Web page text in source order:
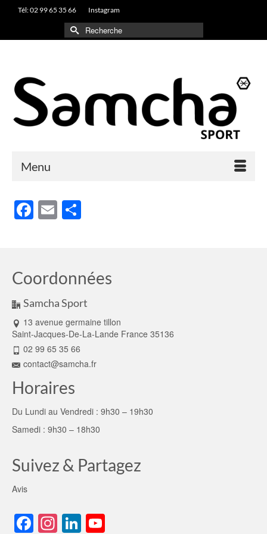
Tél: 02 99 65 35 66 Instagram
Rechercher :
Menu
Facebook
Email
Coordonnées
Samcha Sport
13 avenue germaine tillon
Saint-Jacques-De-La-Lande France 35136
02 99 65 35 66
contact@samcha.fr
Horaires
Du Lundi au Vendredi : 9h30 – 19h30
Samedi : 9h30 – 18h30
Suivez & Partagez
Avis
Facebook
Instagram
LinkedIn